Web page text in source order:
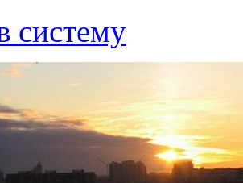
систему